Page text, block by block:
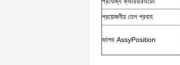
প্রয়োজনীয় তেল প্রবাহ
ভালভ AssyPosition